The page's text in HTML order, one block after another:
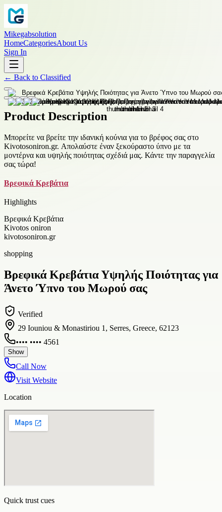
Mikegabsolution
HomeCategoriesAbout Us
Sign In
← Back to Classified
Product Description
Μπορείτε να βρείτε την ιδανική κούνια για το βρέφος σας στο
Kivotosoniron.gr. Απολαύστε έναν ξεκούραστο ύπνο με τα
μοντέρνα και υψηλής ποιότητας σχέδιά μας. Κάντε την παραγγελία
σας τώρα!
Βρεφικά Κρεβάτια
Highlights
Βρεφικά Κρεβάτια
Kivotos oniron
kivotosoniron.gr
shopping
Βρεφικά Κρεβάτια Υψηλής Ποιότητας για
Άνετο Ύπνο του Μωρού σας
Verified
29 Iouniou & Monastiriou 1, Serres, Greece, 62123
•••• •••• 4561
Show
Call Now
Visit Website
Location
Quick trust cues